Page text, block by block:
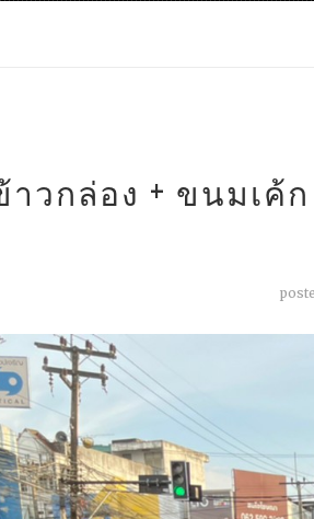
วกล่อง + ขนมเค้